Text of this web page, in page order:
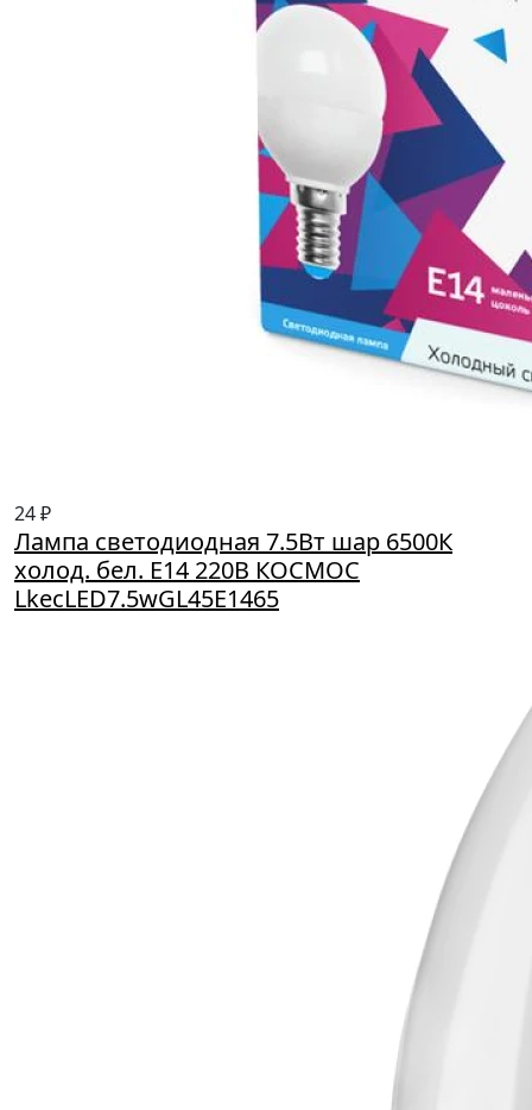
24 ₽
Лампа светодиодная 7.5Вт шар 6500К
холод. бел. E14 220В КОСМОС
LkecLED7.5wGL45E1465